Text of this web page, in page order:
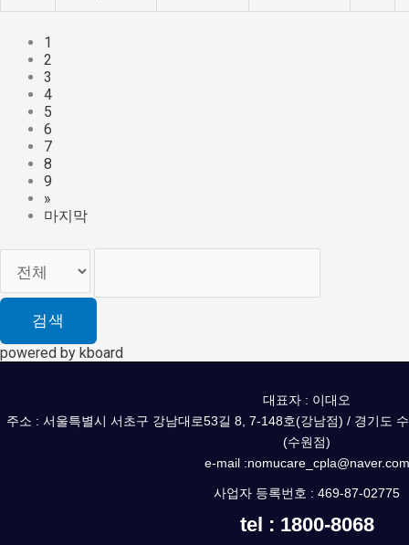
1
2
3
4
5
6
7
8
9
»
마지막
검색
powered by kboard
대표자 : 이대오
주소 : 서울특별시 서초구 강남대로53길 8, 7-148호(강남점) / 경기도
(수원점)
e-mail :nomucare_cpla@naver.com
사업자 등록번호 : 469-87-02775
tel : 1800-8068